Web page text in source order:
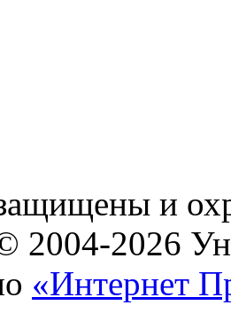
и
2004-2026
«Интернет